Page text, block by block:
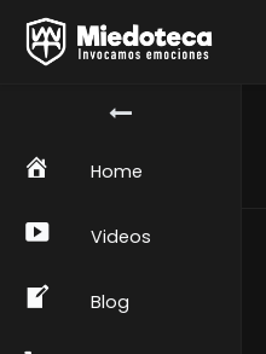
Home
Videos
Blog